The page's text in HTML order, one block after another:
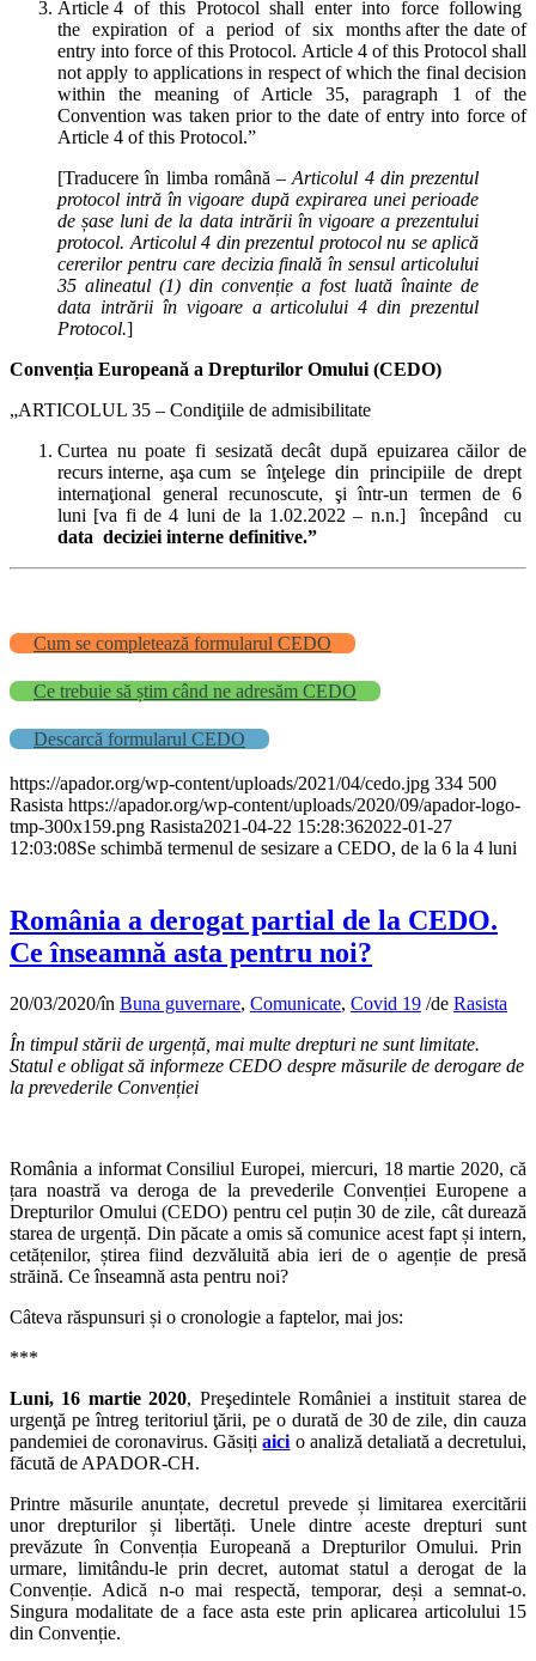
Article 4 of this Protocol shall enter into force following
the expiration of a period of six months after the date of
entry into force of this Protocol. Article 4 of this Protocol shall
not apply to applications in respect of which the final decision
within the meaning of Article 35, paragraph 1 of the
Convention was taken prior to the date of entry into force of
Article 4 of this Protocol.”
[Traducere în limba română –Articolul 4 din prezentul
protocol intră în vigoare după expirarea unei perioade
de șase luni de la data intrării în vigoare a prezentului
protocol. Articolul 4 din prezentul protocol nu se aplică
cererilor pentru care decizia finală în sensul articolului
35 alineatul (1) din convenție a fost luată înainte de
data intrării în vigoare a articolului 4 din prezentul
Protocol.]
Convenția Europeană a Drepturilor Omului (CEDO)
„ARTICOLUL 35 – Condiţiile de admisibilitate
Curtea nu poate fi sesizată decât după epuizarea căilor de
recurs interne, aşa cum se înţelege din principiile de drept
internaţional general recunoscute, şi într-un termen de 6
luni [va fi de 4 luni de la 1.02.2022 – n.n.] începând cu
data deciziei interne definitive.”
Cum se completează formularul CEDO
Ce trebuie să știm când ne adresăm CEDO
Descarcă formularul CEDO
https://apador.org/wp-content/uploads/2021/04/cedo.jpg 334 500
Rasista https://apador.org/wp-content/uploads/2020/09/apador-logo-
tmp-300x159.png Rasista2021-04-22 15:28:362022-01-27
12:03:08Se schimbă termenul de sesizare a CEDO, de la 6 la 4 luni
România a derogat partial de la CEDO.
Ce înseamnă asta pentru noi?
20/03/2020/în Buna guvernare, Comunicate, Covid 19 /de Rasista
În timpul stării de urgență, mai multe drepturi ne sunt limitate.
Statul e obligat să informeze CEDO despre măsurile de derogare de
la prevederile Convenției
România a informat Consiliul Europei, miercuri, 18 martie 2020, că
țara noastră va deroga de la prevederile Convenției Europene a
Drepturilor Omului (CEDO) pentru cel puțin 30 de zile, cât durează
starea de urgență. Din păcate a omis să comunice acest fapt și intern,
cetățenilor, știrea fiind dezvăluită abia ieri de o agenție de presă
străină. Ce înseamnă asta pentru noi?
Câteva răspunsuri și o cronologie a faptelor, mai jos:
***
Luni, 16 martie 2020, Preşedintele României a instituit starea de
urgenţă pe întreg teritoriul ţării, pe o durată de 30 de zile, din cauza
pandemiei de coronavirus. Găsițiaici o analiză detaliată a decretului,
făcută de APADOR-CH.
Printre măsurile anunțate, decretul prevede și limitarea exercitării
unor drepturilor și libertăți. Unele dintre aceste drepturi sunt
prevăzute în Convenția Europeană a Drepturilor Omului. Prin
urmare, limitându-le prin decret, automat statul a derogat de la
Convenție. Adică n-o mai respectă, temporar, deși a semnat-o.
Singura modalitate de a face asta este prin aplicarea articolului 15
din Convenție.